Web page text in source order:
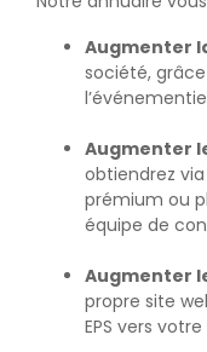
Augmenter
société,
Augmenter
obtiendrez
prémium ou
équipe de
Augmenter
propre site
EPS vers